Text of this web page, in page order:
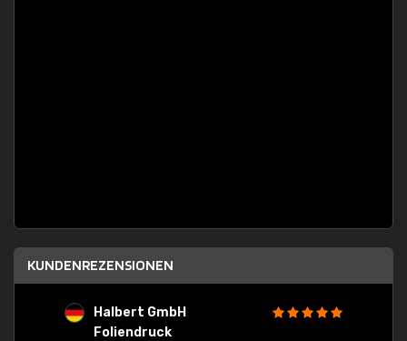
KUNDENREZENSIONEN
Halbert GmbH
Foliendruck